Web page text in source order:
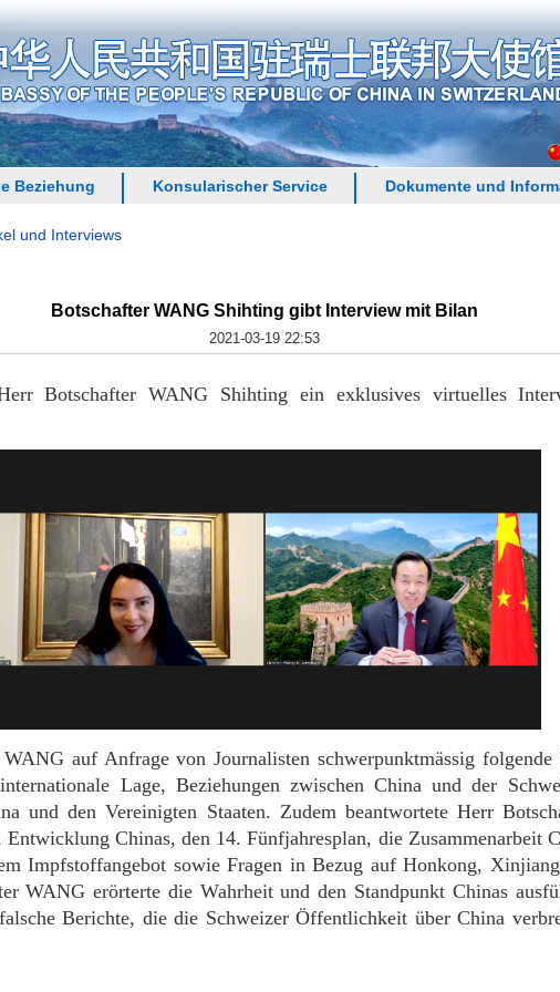
Beziehung Konsularischer Service Dokumente und
und Interviews
Botschafter WANG Shihting gibt Interview mit Bilan
2021-03-19 22:53
Botschafter WANG Shihting ein exklusives virtuelles
auf Anfrage von Journalisten schwerpunktmässig folgende
Lage, Beziehungen zwischen China und der
und den Vereinigten Staaten. Zudem beantwortete Herr
Chinas, den 14. Fünfjahresplan, die Zusammenarbeit
Impfstoffangebot sowie Fragen in Bezug auf Honkong,
WANG erörterte die Wahrheit und den Standpunkt Chinas
Berichte, die die Schweizer Öffentlichkeit über China